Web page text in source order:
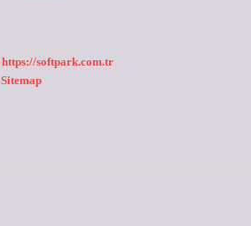
https://softpark.com.tr
Sitemap